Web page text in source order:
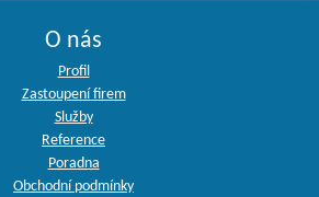
O nás
Profil
Zastoupení firem
Služby
Reference
Poradna
Obchodní podmínky